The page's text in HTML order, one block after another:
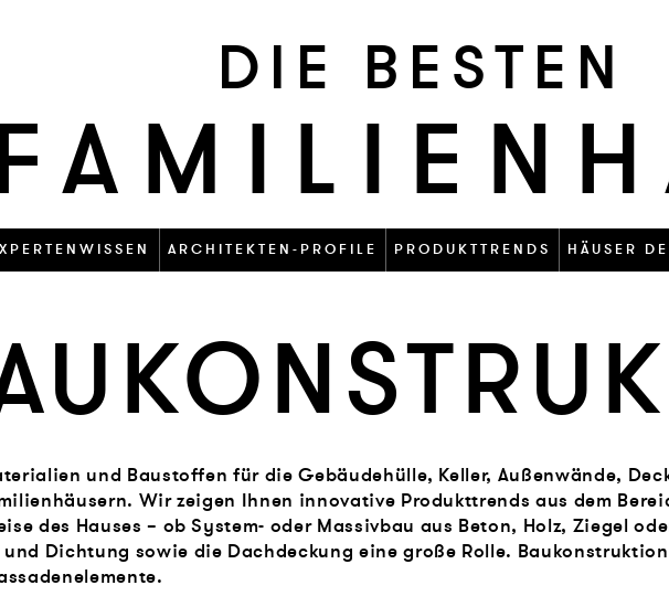
DIE BESTEN
ARCHITEKTEN-PROFILE PRODUKTTRENDS HÄUSER
und Baustoffen für die Gebäudehülle, Keller, Außenwände,
Wir zeigen Ihnen innovative Produkttrends aus dem
des Hauses – ob System- oder Massivbau aus Beton, Holz, Ziegel
Dichtung sowie die Dachdeckung eine große Rolle.
„CABRIO“ VON VELUX